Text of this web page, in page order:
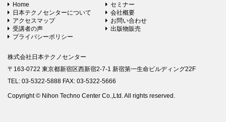
Home
セミナー
日本テクノセンターについて
会社概要
アクセスマップ
お問い合わせ
受講者の声
出版物販売
プライバシーポリシー
株式会社日本テクノセンター
〒163-0722 東京都新宿区西新宿2-7-1 新宿第一生命ビルディング22F
TEL: 03-5322-5888 FAX: 03-5322-5666
Copyright © Nihon Techno Center Co.,Ltd. All rights reserved.